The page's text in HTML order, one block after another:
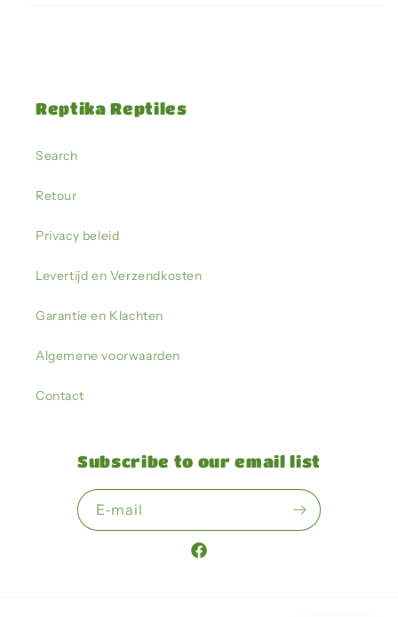
Reptika Reptiles
Search
Retour
Privacy beleid
Levertijd en Verzendkosten
Garantie en Klachten
Algemene voorwaarden
Contact
Subscribe to our email list
E‑mail
Facebook